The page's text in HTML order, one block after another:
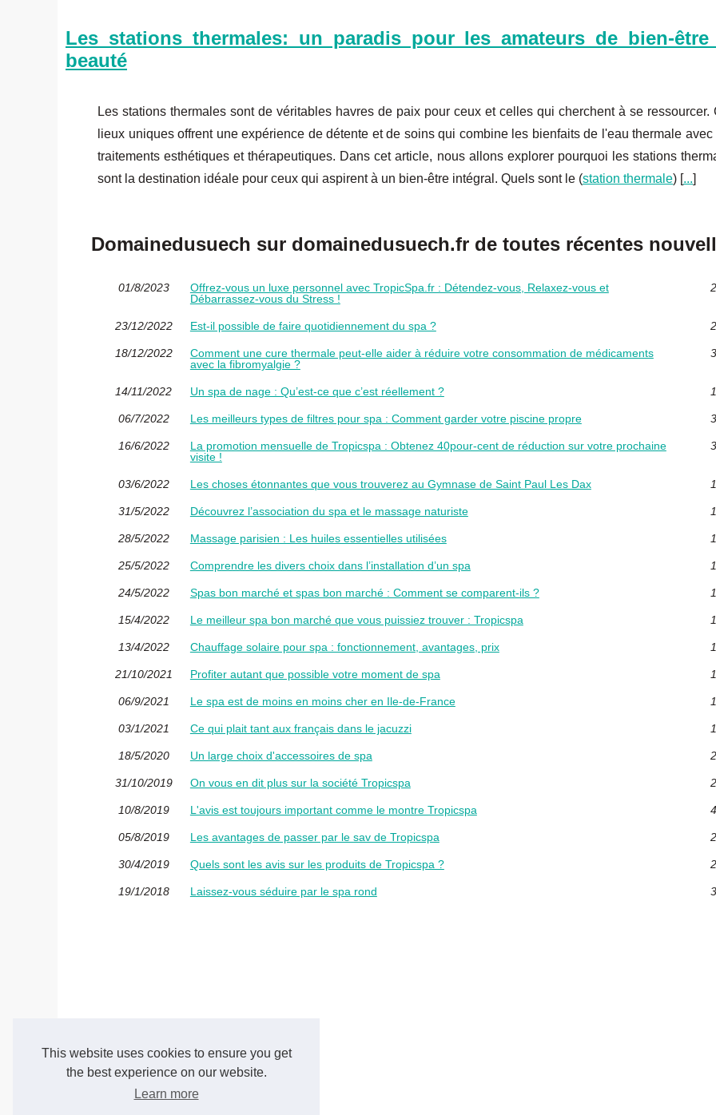
This website uses cookies to ensure you get
the best experience on our website.
Learn more
Les stations thermales: un paradis pour les amateurs de bien-
beauté
Les stations thermales sont de véritables havres de paix pour ceux et celles qui cherchent à se ressourcer.
lieux uniques offrent une expérience de détente et de soins qui combine les bienfaits de l'eau thermale avec
traitements esthétiques et thérapeutiques. Dans cet article, nous allons explorer pourquoi les stations
sont la destination idéale pour ceux qui aspirent à un bien-être intégral. Quels sont le (station thermale) [...]
Domainedusuech sur domainedusuech.fr de toutes récentes
01/8/2023
Offrez-vous un luxe personnel avec TropicSpa.fr : Détendez-vous, Relaxez-vous et
Débarrassez-vous du Stress !
23/12/2022 Est-il possible de faire quotidiennement du spa ?
18/12/2022
Comment une cure thermale peut-elle aider à réduire votre consommation de médicaments
avec la fibromyalgie ?
14/11/2022 Un spa de nage : Qu’est-ce que c’est réellement ?
06/7/2022 Les meilleurs types de filtres pour spa : Comment garder votre piscine propre
16/6/2022
La promotion mensuelle de Tropicspa : Obtenez 40pour-cent de réduction sur votre prochaine
visite !
03/6/2022 Les choses étonnantes que vous trouverez au Gymnase de Saint Paul Les Dax
31/5/2022 Découvrez l’association du spa et le massage naturiste
28/5/2022 Massage parisien : Les huiles essentielles utilisées
25/5/2022 Comprendre les divers choix dans l’installation d’un spa
24/5/2022 Spas bon marché et spas bon marché : Comment se comparent-ils ?
15/4/2022 Le meilleur spa bon marché que vous puissiez trouver : Tropicspa
13/4/2022 Chauffage solaire pour spa : fonctionnement, avantages, prix
21/10/2021 Profiter autant que possible votre moment de spa
06/9/2021 Le spa est de moins en moins cher en Ile-de-France
03/1/2021 Ce qui plait tant aux français dans le jacuzzi
18/5/2020 Un large choix d'accessoires de spa
31/10/2019 On vous en dit plus sur la société Tropicspa
10/8/2019 L'avis est toujours important comme le montre Tropicspa
05/8/2019 Les avantages de passer par le sav de Tropicspa
30/4/2019 Quels sont les avis sur les produits de Tropicspa ?
19/1/2018 Laissez-vous séduire par le spa rond